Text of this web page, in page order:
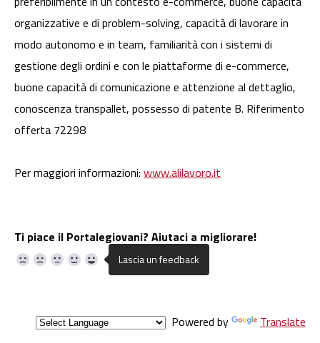
organizzative e di problem-solving, capacità di lavorare in
modo autonomo e in team, familiarità con i sistemi di
gestione degli ordini e con le piattaforme di e-commerce,
buone capacità di comunicazione e attenzione al dettaglio,
conoscenza transpallet, possesso di patente B. Riferimento
offerta 72298
Per maggiori informazioni: www.alilavoro.it
Ti piace il Portalegiovani? Aiutaci a migliorare!
Powered by Translate